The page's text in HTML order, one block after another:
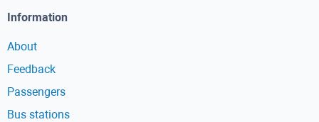
Information
About
Feedback
Passengers
Bus stations